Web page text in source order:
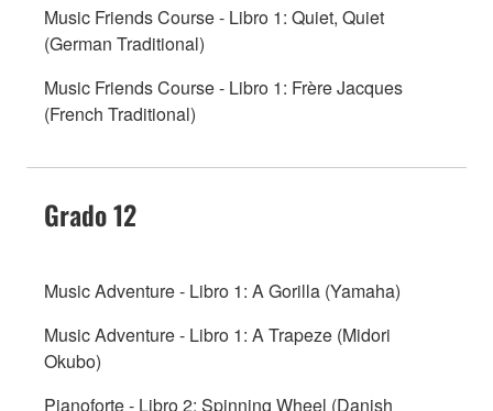
Music Friends Course - Libro 1: Quiet, Quiet
(German Traditional)
Music Friends Course - Libro 1: Frère Jacques
(French Traditional)
Grado 12
Music Adventure - Libro 1: A Gorilla (Yamaha)
Music Adventure - Libro 1: A Trapeze (Midori
Okubo)
Pianoforte - Libro 2: Spinning Wheel (Danish